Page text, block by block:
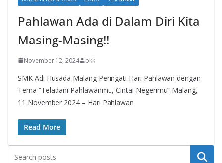
Pahlawan Ada di Dalam Diri Kita
Masing-Masing!!
November 12, 2024 bkk
SMK Adi Husada Malang Peringati Hari Pahlawan dengan
Tema “Teladani Pahlawanmu, Cintai Negerimu” Malang,
11 November 2024 – Hari Pahlawan
Read More
Search